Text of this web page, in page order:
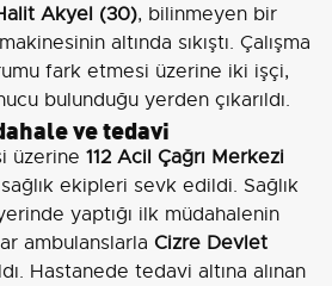
Akyel (30), bilinmeyen bir
altında sıkıştı. Çalışma
fark etmesi üzerine iki işçi,
bulunduğu yerden çıkarıldı.
ve tedavi
üzerine 112 Acil Çağrı Merkezi
ekipleri sevk edildi. Sağlık
yaptığı ilk müdahalenin
ambulanslarla Cizre Devlet
Hastanede tedavi altına alınan